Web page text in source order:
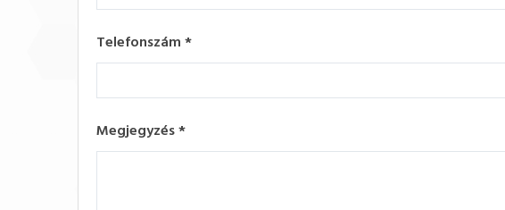
Telefonszám*
Megjegyzés*